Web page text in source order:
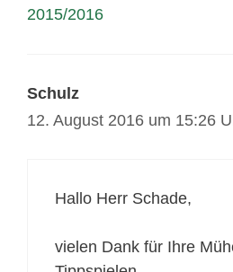
2015/2016
Schulz
12. August 2016 um 15:26
Hallo Herr Schade,
vielen Dank für Ihre